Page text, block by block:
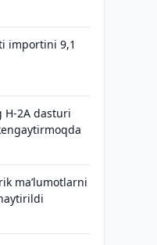
importini 9,1
H-2A dasturi
maʼlumotlarni